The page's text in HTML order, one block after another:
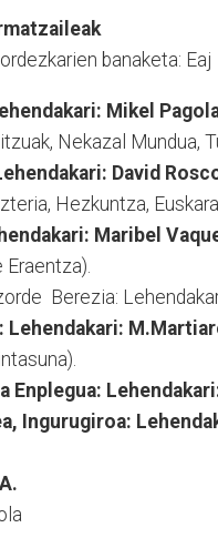
banaketa:
Mikel
Nekazal Mundua,
David
Hezkuntza,
Maribel
Eraentza).
Berezia:
Lehendakari:
Enplegua:
Ingurugiroa: